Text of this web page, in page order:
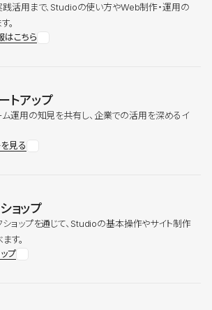
活用まで、Studioの使い方やWeb制作・運用の
。
こちら
トアップ
運用の知見を共有し、企業での活用を深めるイ
見る
ョップ
ョップを通じて、Studioの基本操作やサイト制作
す。
プ